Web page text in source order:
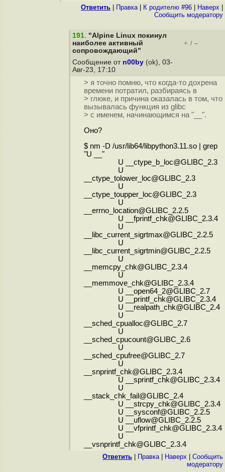
Ответить Правка| К родителю #96 Наверх
Cообщить модератору
191. "Alpine Linux покинул
наиболее активный
сопровождающий"
+ / –
Сообщение от n00by (ok), 03-
Авг-23, 17:10
> я точно помню, что когда-то дохрена
времени потратил, разбираясь в
> глюке, и причина оказалась в том, что
вызывалась функция из glibc
> с именем, начинающимся на "__".
Оно?
$ nm -D /usr/lib64/libpython3.11.so | grep
"U __"
U __ctype_b_loc@GLIBC_2.3
U
__ctype_tolower_loc@GLIBC_2.3
U
__ctype_toupper_loc@GLIBC_2.3
U
__errno_location@GLIBC_2.2.5
U __fprintf_chk@GLIBC_2.3.4
U
__libc_current_sigrtmax@GLIBC_2.2.5
U
__libc_current_sigrtmin@GLIBC_2.2.5
U
__memcpy_chk@GLIBC_2.3.4
U
__memmove_chk@GLIBC_2.3.4
U __open64_2@GLIBC_2.7
U __printf_chk@GLIBC_2.3.4
U __realpath_chk@GLIBC_2.4
U
__sched_cpualloc@GLIBC_2.7
U
__sched_cpucount@GLIBC_2.6
U
__sched_cpufree@GLIBC_2.7
U
__snprintf_chk@GLIBC_2.3.4
U __sprintf_chk@GLIBC_2.3.4
U
__stack_chk_fail@GLIBC_2.4
U __strcpy_chk@GLIBC_2.3.4
U __sysconf@GLIBC_2.2.5
U __uflow@GLIBC_2.2.5
U __vfprintf_chk@GLIBC_2.3.4
U
__vsnprintf_chk@GLIBC_2.3.4
Ответить Правка| Наверх
Cообщить
модератору